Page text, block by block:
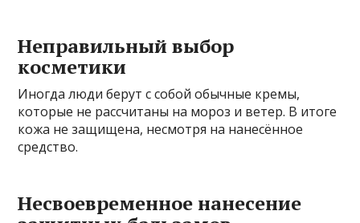
Неправильный выбор
косметики
Иногда люди берут с собой обычные кремы,
которые не рассчитаны на мороз и ветер. В итоге
кожа не защищена, несмотря на нанесённое
средство.
Несвоевременное нанесение